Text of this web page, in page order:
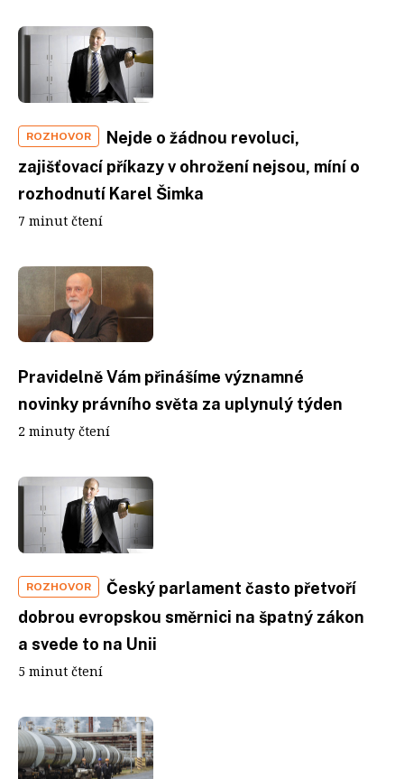
ROZHOVOR
Nejde o žádnou revoluci,
zajišťovací příkazy v ohrožení nejsou, míní o
rozhodnutí Karel Šimka
7 minut čtení
Pravidelně Vám přinášíme významné
novinky právního světa za uplynulý týden
2 minuty čtení
ROZHOVOR
Český parlament často přetvoří
dobrou evropskou směrnici na špatný zákon
a svede to na Unii
5 minut čtení